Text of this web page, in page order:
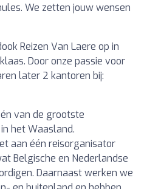
We zetten jouw wensen
Reizen Van Laere op in
Door onze passie voor
later 2 kantoren bij:
van de grootste
het Waasland.
aan één reisorganisator
Belgische en Nederlandse
Daarnaast werken we